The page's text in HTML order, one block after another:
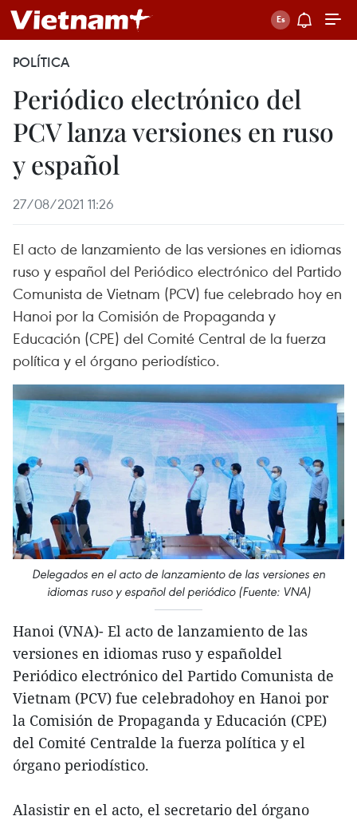
POLÍTICA
Periódico electrónico del
PCV lanza versiones en ruso
y español
27/08/2021 11:26
El acto de lanzamiento de las versiones en idiomas
ruso y español del Periódico electrónico del Partido
Comunista de Vietnam (PCV) fue celebrado hoy en
Hanoi por la Comisión de Propaganda y
Educación (CPE) del Comité Central de la fuerza
política y el órgano periodístico.
Delegados en el acto de lanzamiento de las versiones en
idiomas ruso y español del periódico (Fuente: VNA)
Hanoi (VNA)- El acto de lanzamiento de las
versiones en idiomas ruso y españoldel
Periódico electrónico del Partido Comunista de
Vietnam (PCV) fue celebradohoy en Hanoi por
la Comisión de Propaganda y Educación (CPE)
del Comité Centralde la fuerza política y el
órgano periodístico.
Alasistir en el acto, el secretario del órgano